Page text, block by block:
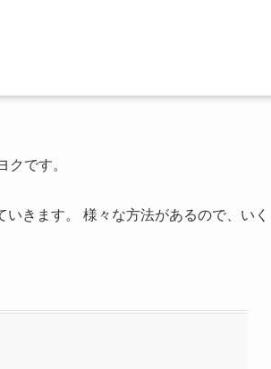
です。
きます。 様々な方法があるので、いく